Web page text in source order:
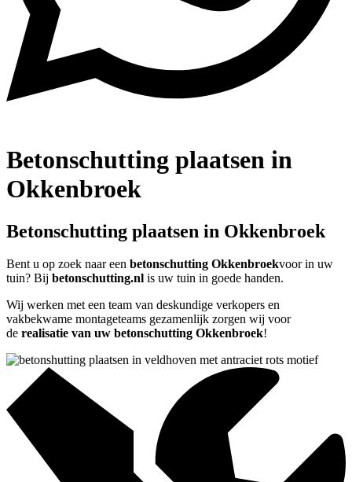
Betonschutting plaatsen in
Okkenbroek
Betonschutting plaatsen in Okkenbroek
Bent u op zoek naar een betonschutting Okkenbroekvoor in uw
tuin? Bij betonschutting.nl is uw tuin in goede handen.
Wij werken met een team van deskundige verkopers en
vakbekwame montageteams gezamenlijk zorgen wij voor
de realisatie van uw betonschutting Okkenbroek!